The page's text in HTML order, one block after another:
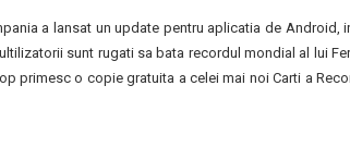
a lansat un update pentru aplicatia de Android,
sunt rugati sa bata recordul mondial al lui
primesc o copie gratuita a celei mai noi Carti a